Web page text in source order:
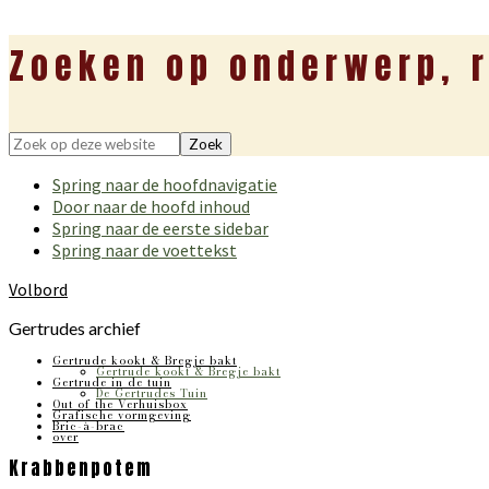
Zoeken op onderwerp,
Zoek
deze
website
Spring naar de hoofdnavigatie
Door naar de hoofd inhoud
Spring naar de eerste sidebar
Spring naar de voettekst
Volbord
Gertrudes archief
Gertrude kookt & Bregje bakt
Gertrude kookt & Bregje bakt
Gertrude in de tuin
De Gertrudes Tuin
Out of the Verhuisbox
Grafische vormgeving
Bric-à-brac
over
Krabbenpotem